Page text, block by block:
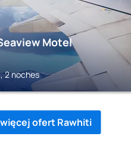
Motel
2 noches
ofert Rawhiti